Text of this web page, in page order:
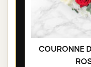
COURONNE